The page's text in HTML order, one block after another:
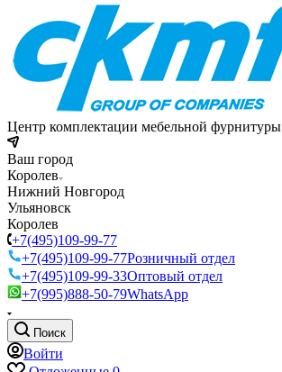
Центр комплектации мебельной фурнитуры
Ваш город
Королев
Нижний Новгород
Ульяновск
Королев
+7(495)109-99-77
+7(495)109-99-77Розничный отдел
+7(495)109-99-33Оптовый отдел
+7(995)888-50-79WhatsApp
Поиск
Войти